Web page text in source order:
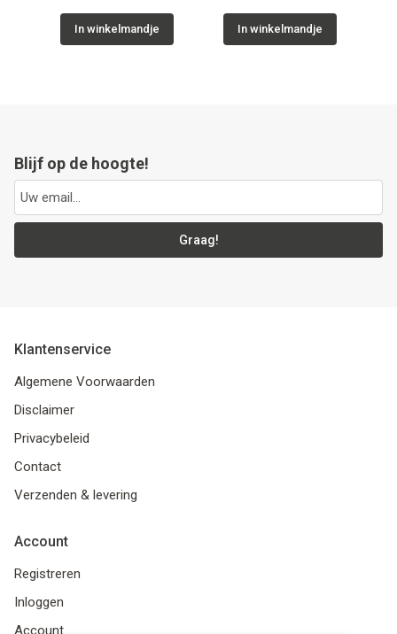
In winkelmandje In winkelmandje
Blijf op de hoogte!
Graag!
Klantenservice
Algemene Voorwaarden
Disclaimer
Privacybeleid
Contact
Verzenden & levering
Account
Registreren
Inloggen
Account